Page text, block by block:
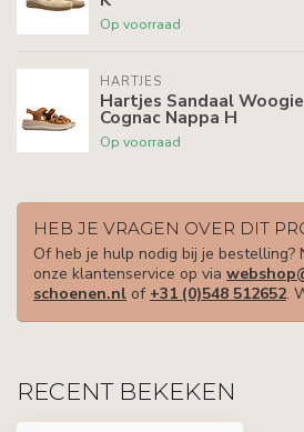
Op voorraad
HARTJES
Hartjes Sandaal Woogie
Cognac Nappa H
Op voorraad
HEB JE VRAGEN OVER DIT
Of heb je hulp nodig bij je bestelling?
onze klantenservice op via
schoenen.nl of +31 (0)548 512652.
RECENT BEKEKEN